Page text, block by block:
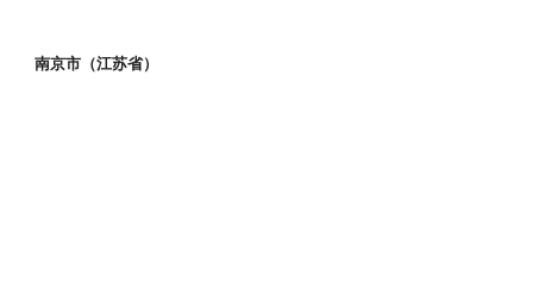
南京市（江苏省）